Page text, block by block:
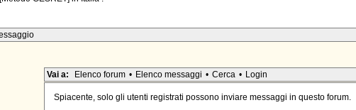
Vai a: Elenco forum • Elenco messaggi • Cerca • Login
Spiacente, solo gli utenti registrati possono inviare messaggi in questo forum.